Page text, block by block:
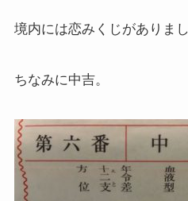
境内には恋みくじがありまし
ちなみに中吉。